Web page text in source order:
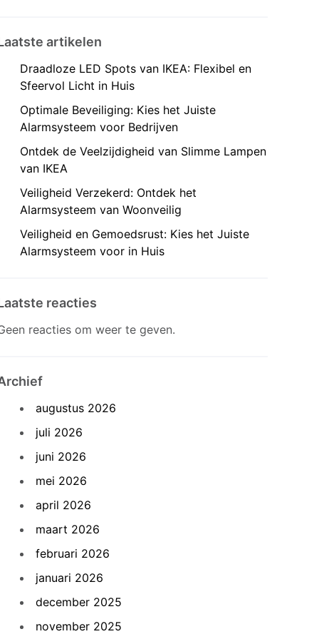
artikelen
Draadloze LED Spots van IKEA: Flexibel en
Sfeervol Licht in Huis
Optimale Beveiliging: Kies het Juiste
Alarmsysteem voor Bedrijven
Ontdek de Veelzijdigheid van Slimme Lampen
van IKEA
Veiligheid Verzekerd: Ontdek het
Alarmsysteem van Woonveilig
Veiligheid en Gemoedsrust: Kies het Juiste
Alarmsysteem voor in Huis
reacties
reacties om weer te geven.
augustus 2026
juli 2026
juni 2026
mei 2026
april 2026
maart 2026
februari 2026
januari 2026
december 2025
november 2025